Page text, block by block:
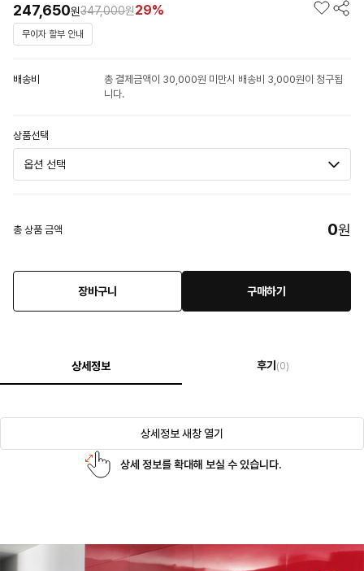
247,650원347,000원29%
무이자 할부 안내
배송비
총 결제금액이 30,000원 미만시 배송비 3,000원이 청구됩
니다.
상품선택
총 상품 금액 0원
장바구니 구매하기
상세정보 후기 (0)
상세정보 새창 열기
상세 정보를 확대해 보실 수 있습니다.